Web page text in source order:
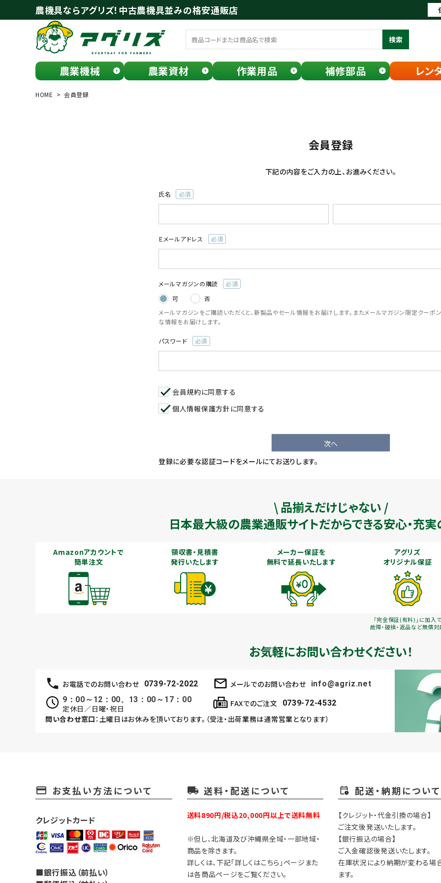
農機具ならアグリズ！中古農機具並みの格安通販店
検索
農業機械 農業資材 作業用品 補修部品 レン
ログイン
FAXでのご注文
0739-72-453224時間受付
HOME 会員登録
会員登録
下記の内容をご入力の上、お進みください。
氏名
(必
Ｅメールアドレス
(必
メールマガジンの購読
可
否
メールマガジンをご購読いただくと、新製品やセール情報をお届けします。またメールマガジン限定クーポ
な情報をお届けします。
パスワード
(必
会員規約に同意する
個人情報保護方針 に同意する
次へ
登録に必要な認証コードをメールにてお送りします。
\ 品揃えだけじゃない /
日本最大級の農業通販サイトだからできる安心・充
Amazonアカウントで
簡単注文
領収書・見積書
発行いたします
メーカー保証を
無料で延長いたします
アグリズ
オリジナル保証
「完全保証(有料)」に加入で
故障・破損・返品など無償対
お気軽にお問い合わせください！
お電話でのお問い合わせ 0739-72-2022 メールでのお問い合わせ
info@agriz.net
9：00～12：00、13：00～17：00
定休日／日曜・祝日
FAXでのご注文 0739-72-4532
問い合わせ窓口 ：土曜日はお休みを頂いております。（受注・出荷業務は通常営業となります）
payment お支払い方法について
クレジットカード
■銀行振込（前払い）
local_shipping 送料・配送について
送料890円/税込20,000円以上で送料無料
※但し、北海道及び沖縄県全域・一部地域・
商品を除きます。
詳しくは、下記「詳しくはこちら」ページまた
は各商品ページをご覧ください。
配送・納期について
【クレジット・代金引換の場合】
ご注文後発送いたします。
【銀行振込の場合】
ご入金確認後発送いたします。
在庫状況により納期が変わる場
ます。